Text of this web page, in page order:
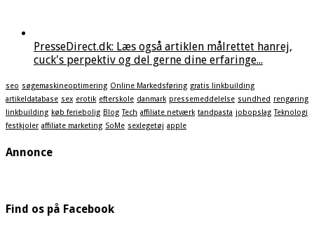
PresseDirect.dk: Læs også artiklen målrettet hanrej,
cuck's perpektiv og del gerne dine erfaringe...
seo søgemaskineoptimering Online Markedsføring gratis linkbuilding
artikeldatabase sex erotik efterskole danmark pressemeddelelse sundhed rengøring
linkbuilding køb feriebolig Blog Tech affiliate netværk tandpasta jobopslag Teknologi
festkjoler affiliate marketing SoMe sexlegetøj apple
Annonce
Find os på Facebook